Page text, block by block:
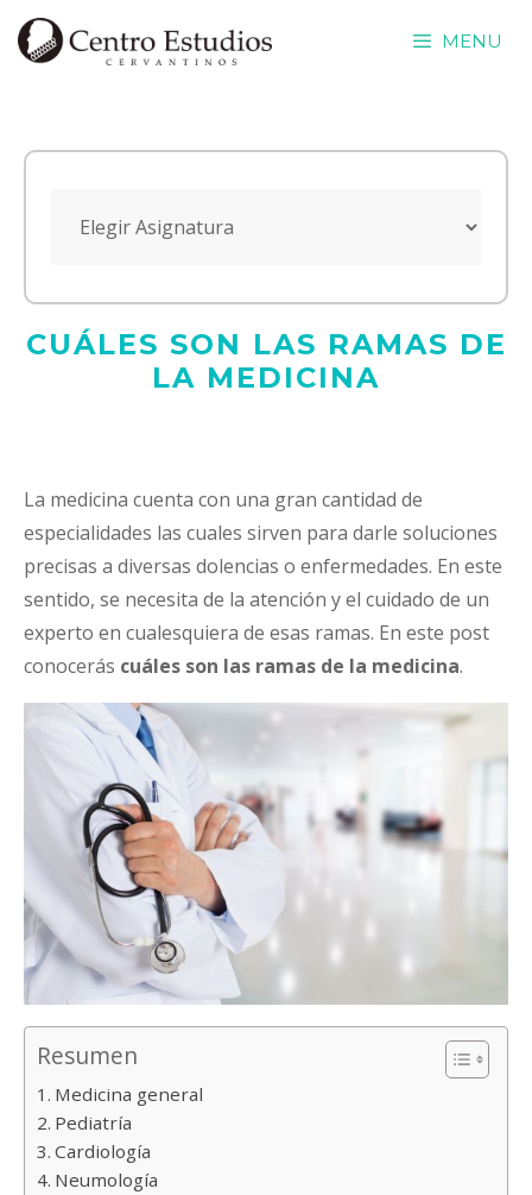
Saltar
MENU
CUÁLES SON LAS RAMAS DE
LA MEDICINA
La medicina cuenta con una gran cantidad de
especialidades las cuales sirven para darle soluciones
precisas a diversas dolencias o enfermedades. En este
sentido, se necesita de la atención y el cuidado de un
experto en cualesquiera de esas ramas. En este post
conocerás cuáles son las ramas de la medicina.
Resumen
Medicina general
Pediatría
Cardiología
Neumología